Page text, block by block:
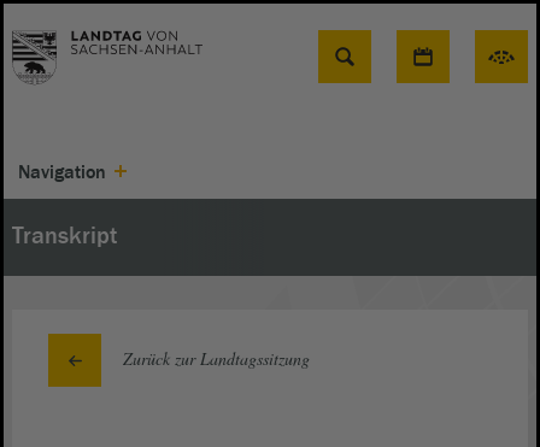
Suche
Navigation
Transkript
Zurück zur Landtagssitzung